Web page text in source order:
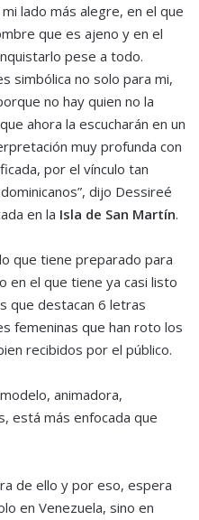
lado más alegre, en el que
que es ajeno y en el
pese a todo.
simbólica no solo para mi,
no hay quien no la
ahora la escucharán en un
muy profunda con
por el vínculo tan
dijo Dessireé
en la Isla de San Martín.
que tiene preparado para
en el que tiene ya casi listo
que destacan 6 letras
femeninas que han roto los
recibidos por el público.
animadora,
está más enfocada que
de ello y por eso, espera
en Venezuela, sino en